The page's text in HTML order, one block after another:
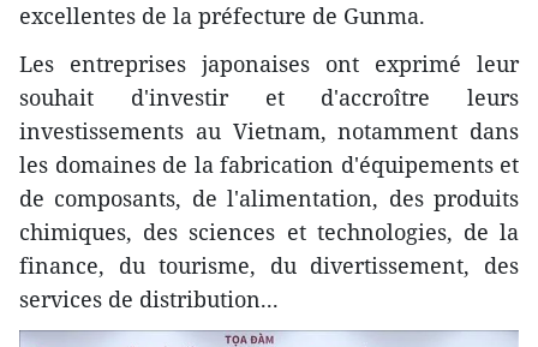
excellentes de la préfecture de Gunma.
Les entreprises japonaises ont exprimé leur
souhait d'investir et d'accroître leurs
investissements au Vietnam, notamment dans
les domaines de la fabrication d'équipements et
de composants, de l'alimentation, des produits
chimiques, des sciences et technologies, de la
finance, du tourisme, du divertissement, des
services de distribution...